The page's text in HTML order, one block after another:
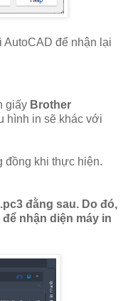
để nhận lại
giấy Brother
hình in sẽ khác với
đồng khi thực hiện.
đằng sau. Do đó,
nhận diện máy in